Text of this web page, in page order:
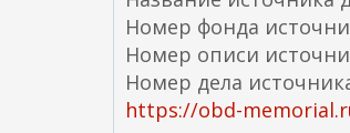
Номер фонда
Номер описи
Номер дела
https://obd-